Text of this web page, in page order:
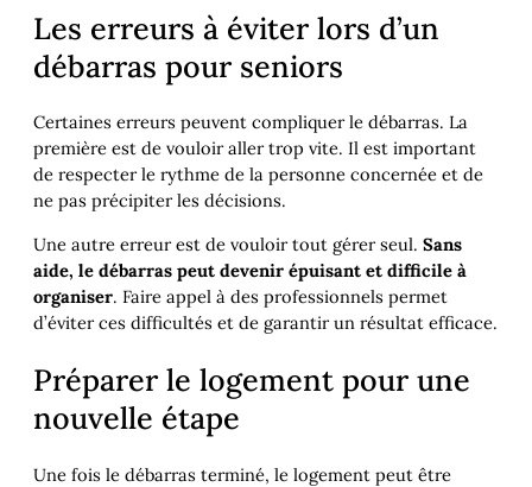
Les erreurs à éviter lors d’un
débarras pour seniors
Certaines erreurs peuvent compliquer le débarras. La
première est de vouloir aller trop vite. Il est important
de respecter le rythme de la personne concernée et de
ne pas précipiter les décisions.
Une autre erreur est de vouloir tout gérer seul. Sans
aide, le débarras peut devenir épuisant et difficile à
organiser. Faire appel à des professionnels permet
d’éviter ces difficultés et de garantir un résultat efficace.
Préparer le logement pour une
nouvelle étape
Une fois le débarras terminé, le logement peut être